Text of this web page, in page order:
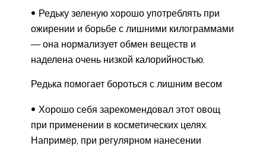
Редьку зеленую хорошо употреблять при
ожирении и борьбе с лишними килограммами
— она нормализует обмен веществ и
наделена очень низкой калорийностью.
Редька помогает бороться с лишним весом
Хорошо себя зарекомендовал этот овощ
при применении в косметических целях.
Например, при регулярном нанесении